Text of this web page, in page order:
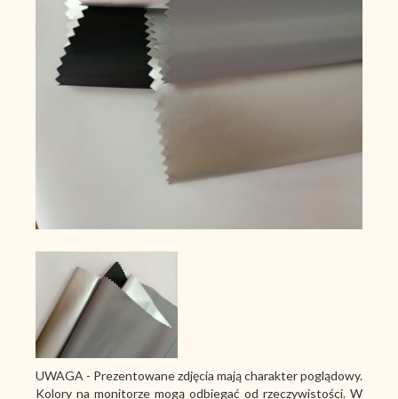
UWAGA - Prezentowane zdjęcia mają charakter poglądowy.
Kolory na monitorze mogą odbiegać od rzeczywistości. W